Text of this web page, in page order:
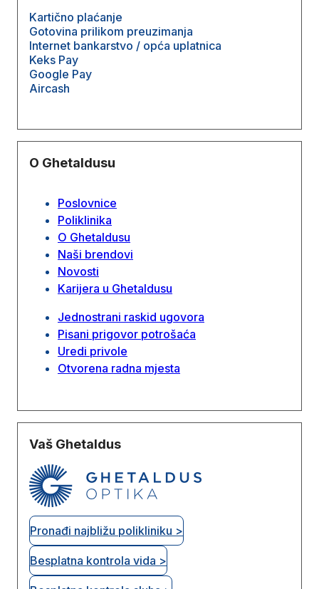
Kartično plaćanje
Gotovina prilikom preuzimanja
Internet bankarstvo / opća uplatnica
Keks Pay
Google Pay
Aircash
O Ghetaldusu
Poslovnice
Poliklinika
O Ghetaldusu
Naši brendovi
Novosti
Karijera u Ghetaldusu
Jednostrani raskid ugovora
Pisani prigovor potrošaća
Uredi privole
Otvorena radna mjesta
Vaš Ghetaldus
Pronađi najbližu polikliniku >
Besplatna kontrola vida >